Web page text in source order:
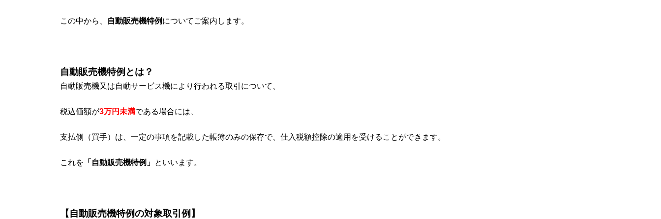
この中から、 自動販売機特例 についてご案内します。
自動販売機特例とは？
自動販売機又は自動サービス機により行われる取引について、
税込価額が3万円未満である場合には、
支払側（買手）は、一定の事項を記載した帳簿のみの保存で、仕入税額控除の適用を受けることができます。
これを 「自動販売機特例」 といいます。
【 自動販売機特例の対象取引例 】